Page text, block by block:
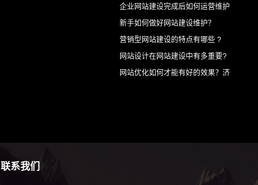
企业网站建设完成后如何运营维护
新手如何做好网站建设维护？
营销型网站建设的特点有哪些 ?
网站设计在网站建设中有多重要?
网站优化如何才能有好的效果？济
联系我们